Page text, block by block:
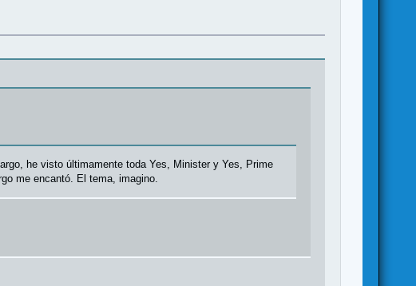
he visto últimamente toda Yes, Minister y Yes, Prime
me encantó. El tema, imagino.